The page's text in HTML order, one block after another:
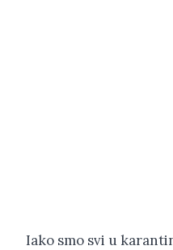
Iako smo svi u